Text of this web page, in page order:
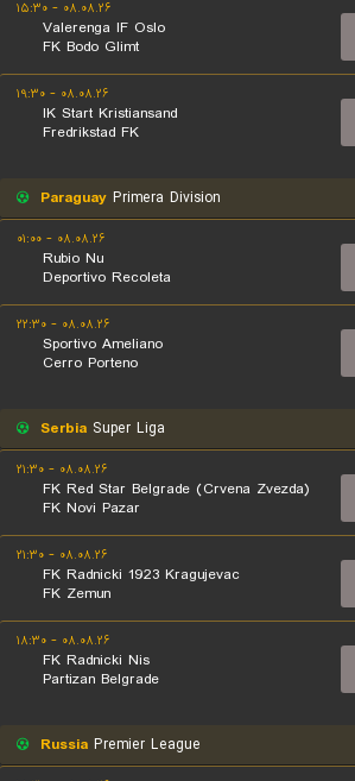
۰۸.۰۸.۲۶ - ۱۵:۳۰
Valerenga IF Oslo
FK Bodo Glimt
۰۸.۰۸.۲۶ - ۱۹:۳۰
IK Start Kristiansand
Fredrikstad FK
Paraguay Primera Division
۰۸.۰۸.۲۶ - ۰۱:۰۰
Rubio Nu
Deportivo Recoleta
۰۸.۰۸.۲۶ - ۲۲:۳۰
Sportivo Ameliano
Cerro Porteno
Serbia Super Liga
۰۸.۰۸.۲۶ - ۲۱:۳۰
FK Red Star Belgrade (Crvena Zvezda)
FK Novi Pazar
۰۸.۰۸.۲۶ - ۲۱:۳۰
FK Radnicki 1923 Kragujevac
FK Zemun
۰۸.۰۸.۲۶ - ۱۸:۳۰
FK Radnicki Nis
Partizan Belgrade
Russia Premier League